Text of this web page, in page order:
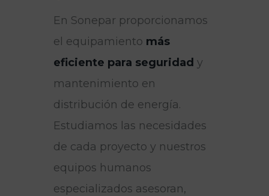
En Sonepar proporcionamos
el equipamiento más
eficiente para seguridad y
mantenimiento en
distribución de energía.
Estudiamos las necesidades
de cada proyecto y nuestros
equipos humanos
especializados asesoran,